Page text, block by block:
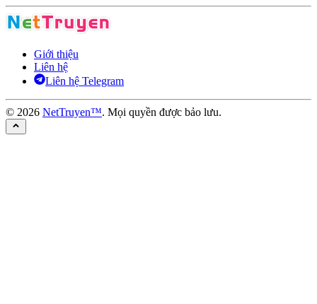
Giới thiệu
Liên hệ
Liên hệ Telegram
© 2026 NetTruyen™. Mọi quyền được bảo lưu.